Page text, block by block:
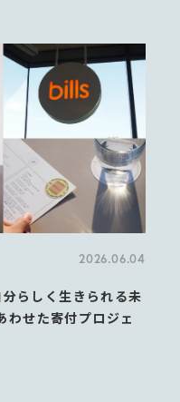
2026.06.04
らしく生きられる未
せた寄付プロジェ